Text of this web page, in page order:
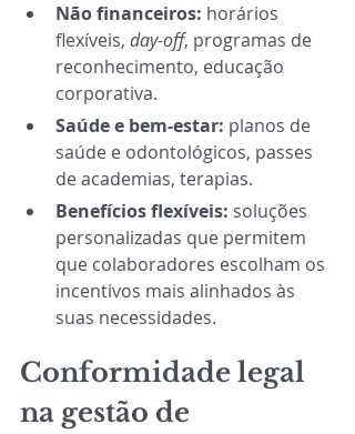
Não financeiros: horários
flexíveis, day-off, programas de
reconhecimento, educação
corporativa.
Saúde e bem-estar: planos de
saúde e odontológicos, passes
de academias, terapias.
Benefícios flexíveis: soluções
personalizadas que permitem
que colaboradores escolham os
incentivos mais alinhados às
suas necessidades.
Conformidade legal
na gestão de